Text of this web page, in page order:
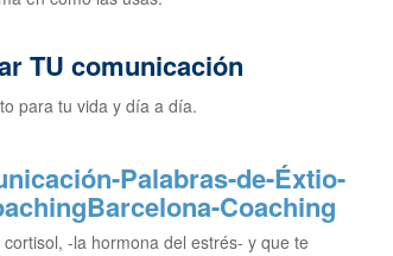
TU comunicación
para tu vida y día a día.
-la hormona del estrés- y que te